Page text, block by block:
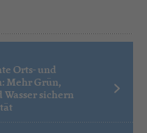
Orts- und
Mehr Grün,
Wasser sichern